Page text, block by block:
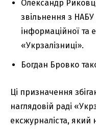
Олександр
звільнення з
інформаційної та
«Укрзалізниці».
Богдан Бровко
Ці призначення
наглядовій раді
ексжурналіста, який